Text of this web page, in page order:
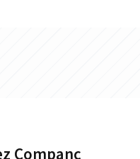
Companc